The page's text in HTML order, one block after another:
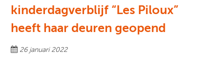
kinderdagverblijf “Les Piloux”
heeft haar deuren geopend
26 januari 2022